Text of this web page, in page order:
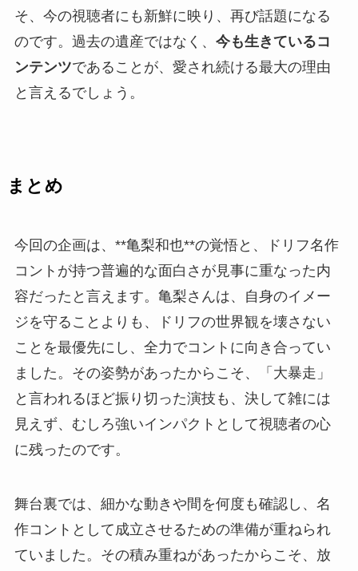
そ、今の視聴者にも新鮮に映り、再び話題になる
のです。過去の遺産ではなく、 今も生きているコ
ンテンツであることが、愛され続ける最大の理由
と言えるでしょう。
まとめ
今回の企画は、**亀梨和也**の覚悟と、ドリフ名作
コントが持つ普遍的な面白さが見事に重なった内
容だったと言えます。亀梨さんは、自身のイメー
ジを守ることよりも、ドリフの世界観を壊さない
ことを最優先にし、全力でコントに向き合ってい
ました。その姿勢があったからこそ、「大暴走」
と言われるほど振り切った演技も、決して雑には
見えず、むしろ強いインパクトとして視聴者の心
に残ったのです。
舞台裏では、細かな動きや間を何度も確認し、名
作コントとして成立させるための準備が重ねられ
ていました。その積み重ねがあったからこそ、放